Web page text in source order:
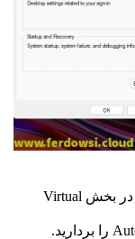
به تب Advanced بروید و روی Change در بخش Virtual
تیک Automatically manage paging file size را بردارید.